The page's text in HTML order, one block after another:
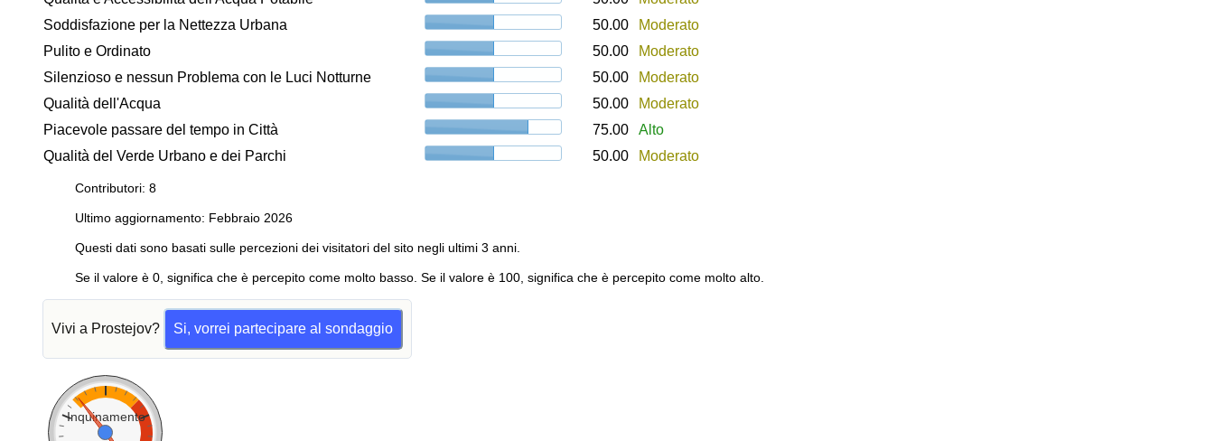
Soddisfazione per la Nettezza Urbana
50.00
Moderato
Pulito e Ordinato
50.00
Moderato
Silenzioso e nessun Problema con le Luci Notturne
50.00
Moderato
Qualità dell'Acqua
50.00
Moderato
Piacevole passare del tempo in Città
75.00
Alto
Qualità del Verde Urbano e dei Parchi
50.00 Moderato
Contributori: 8
Ultimo aggiornamento: Febbraio 2026
Questi dati sono basati sulle percezioni dei visitatori del sito negli ultimi 3 anni.
Se il valore è 0, significa che è percepito come molto basso. Se il valore è 100, significa che è percepito come molto alto.
Vivi a Prostejov? Si, vorrei partecipare al sondaggio
Inquinamento